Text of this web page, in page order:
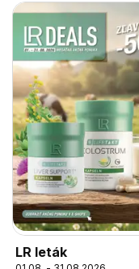
LR leták